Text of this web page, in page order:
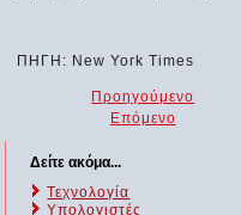
ΠΗΓΗ: New York Times
Προηγούμενο
Επόμενο
Δείτε ακόμα...
Τεχνολογία
Υπολογιστές